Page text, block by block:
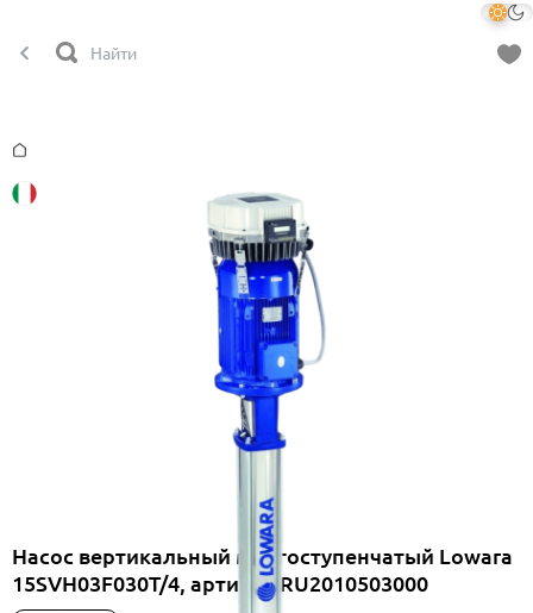
Насос вертикальный многоступенчатый Lowara
15SVH03F030T/4, артикул RU2010503000